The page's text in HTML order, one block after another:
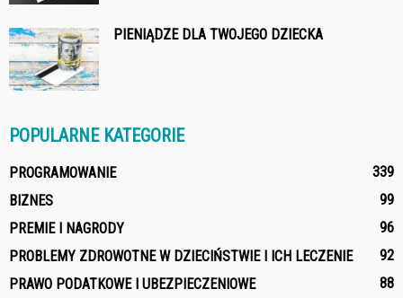
PIENIĄDZE DLA TWOJEGO DZIECKA
POPULARNE KATEGORIE
PROGRAMOWANIE
339
BIZNES
99
PREMIE I NAGRODY
96
PROBLEMY ZDROWOTNE W DZIECIŃSTWIE I ICH LECZENIE
92
PRAWO PODATKOWE I UBEZPIECZENIOWE
88